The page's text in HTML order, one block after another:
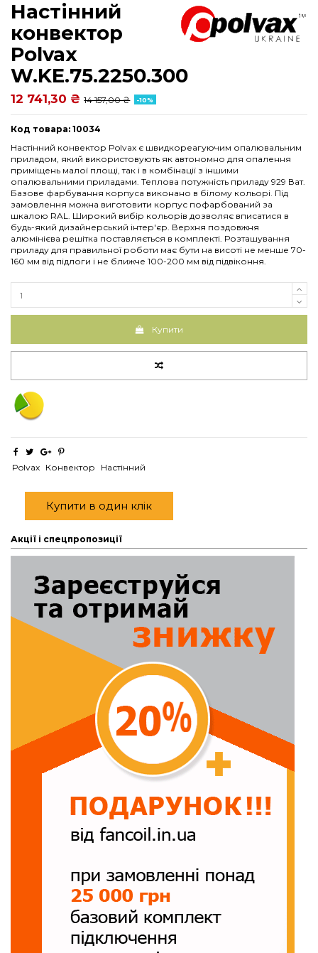
Настінний
конвектор
Polvax
W.KE.75.2250.300
12 741,30 ₴ 14 157,00 ₴ -10%
Код товара: 10034
Настінний конвектор Polvax є швидкореагуючим опалювальним
приладом, який використовують як автономно для опалення
приміщень малої площі, так і в комбінації з іншими
опалювальними приладами. Теплова потужність приладу 929 Ват.
Базове фарбування корпуса виконано в білому кольорі. Під
замовлення можна виготовити корпус пофарбований за
шкалою RAL. Широкий вибір кольорів дозволяє вписатися в
будь-який дизайнерський інтер'єр. Верхня поздовжня
алюмінієва решітка поставляється в комплекті. Розташування
приладу для правильної роботи має бути на висоті не менше 70-
160 мм від підлоги і не ближче 100-200 мм від підвіконня.
Купити
Polvax Конвектор Настінний
Купити в один клік
Акції і спецпропозиції